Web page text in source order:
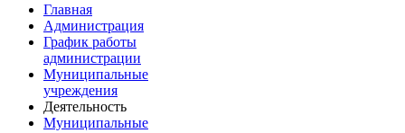
Главная
Администрация
График работы
администрации
Муниципальные
учреждения
Деятельность
Муниципальные